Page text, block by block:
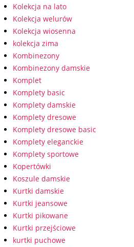
Kolekcja na lato
Kolekcja welurów
Kolekcja wiosenna
kolekcja zima
Kombinezony
Kombinezony damskie
Komplet
Komplety basic
Komplety damskie
Komplety dresowe
Komplety dresowe basic
Komplety eleganckie
Komplety sportowe
Kopertówki
Koszule damskie
Kurtki damskie
Kurtki jeansowe
Kurtki pikowane
Kurtki przejściowe
kurtki puchowe